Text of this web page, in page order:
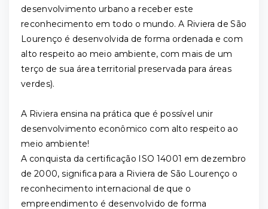
desenvolvimento urbano a receber este
reconhecimento em todo o mundo. A Riviera de São
Lourenço é desenvolvida de forma ordenada e com
alto respeito ao meio ambiente, com mais de um
terço de sua área territorial preservada para áreas
verdes).
A Riviera ensina na prática que é possível unir
desenvolvimento econômico com alto respeito ao
meio ambiente!
A conquista da certificação ISO 14001 em dezembro
de 2000, significa para a Riviera de São Lourenço o
reconhecimento internacional de que o
empreendimento é desenvolvido de forma